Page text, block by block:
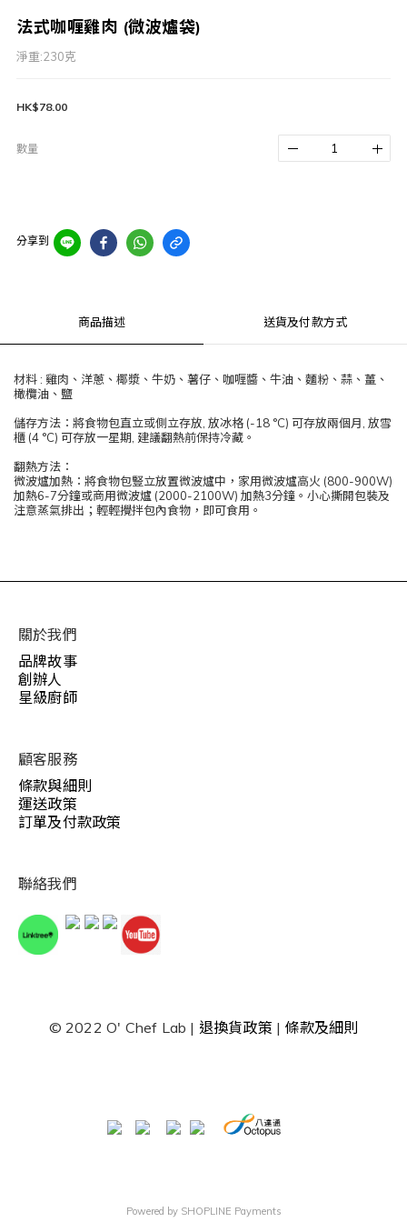
法式咖喱雞肉 (微波爐袋)
淨重:230克
HK$78.00
數量
分享到
商品描述 送貨及付款方式
材料 : 雞肉、洋蔥、椰漿、牛奶、薯仔、咖喱醬、牛油、麵粉、蒜、薑、
橄欖油、鹽
儲存方法：將食物包直立或側立存放, 放冰格 (-18 °C) 可存放兩個月, 放雪
櫃 (4 °C) 可存放一星期, 建議翻熱前保持冷藏。
翻熱方法：
微波爐加熱：將食物包豎立放置微波爐中，家用微波爐高火 (800-900W)
加熱6-7分鐘或商用微波爐 (2000-2100W) 加熱3分鐘。小心撕開包裝及
注意蒸氣排出；輕輕攪拌包內食物，即可食用。
關於我們
品牌故事
創辦人
星級廚師
顧客服務
條款與細則
運送政策
訂單及付款政策
聯絡我們
© 2022 O' Chef Lab | 退換貨政策 | 條款及細則
Powered by SHOPLINE Payments